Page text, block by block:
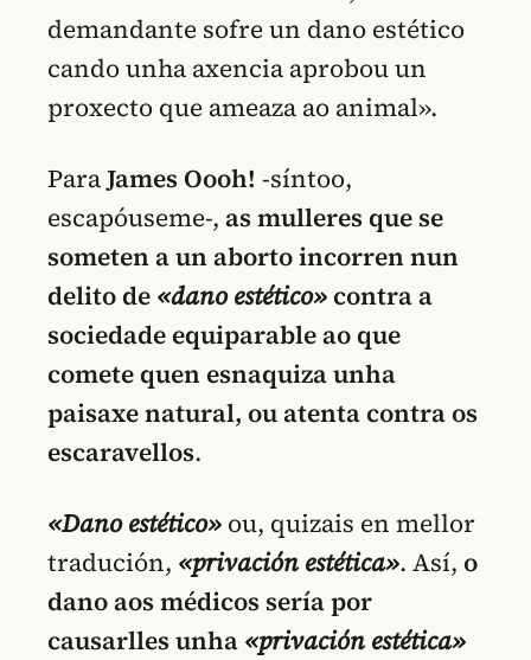
demandante sofre un dano estético
cando unha axencia aprobou un
proxecto que ameaza ao animal».
ParaJames Oooh! -síntoo,
escapóuseme-, as mulleres que se
someten a un aborto incorren nun
delito de «dano estético» contra a
sociedade equiparable ao que
comete quen esnaquiza unha
paisaxe natural, ou atenta contra os
escaravellos.
«Dano estético» ou, quizais en mellor
tradución, «privación estética». Así, o
dano aos médicos sería por
causarlles unha «privación estética»